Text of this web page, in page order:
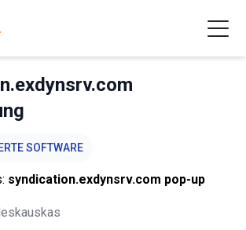
SOFTWARE
syndication.exdynsrv.com pop-up